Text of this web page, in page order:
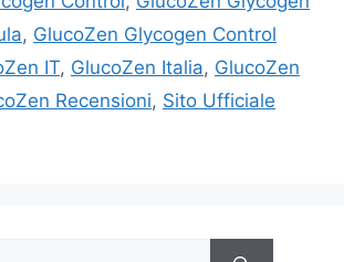
, GlucoZen Glycogen Control
IT, GlucoZen Italia, GlucoZen
Recensioni, Sito Ufficiale